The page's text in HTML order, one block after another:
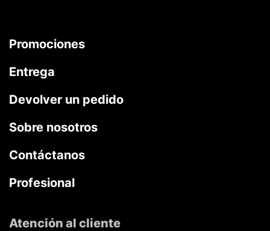
Promociones
Entrega
Devolver un pedido
Sobre nosotros
Contáctanos
Profesional
Atención al cliente